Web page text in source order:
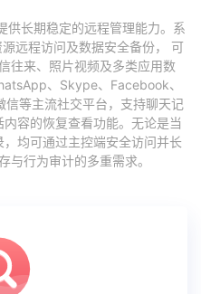
供长期稳定的远程管理能力。系
远程访问及数据安全备份， 可
往来、照片视频及多类应用数
、Skype、Facebook、
等主流社交平台，支持聊天记
容的恢复查看功能。无论是当
均可通过主控端安全访问并长
与行为审计的多重需求。